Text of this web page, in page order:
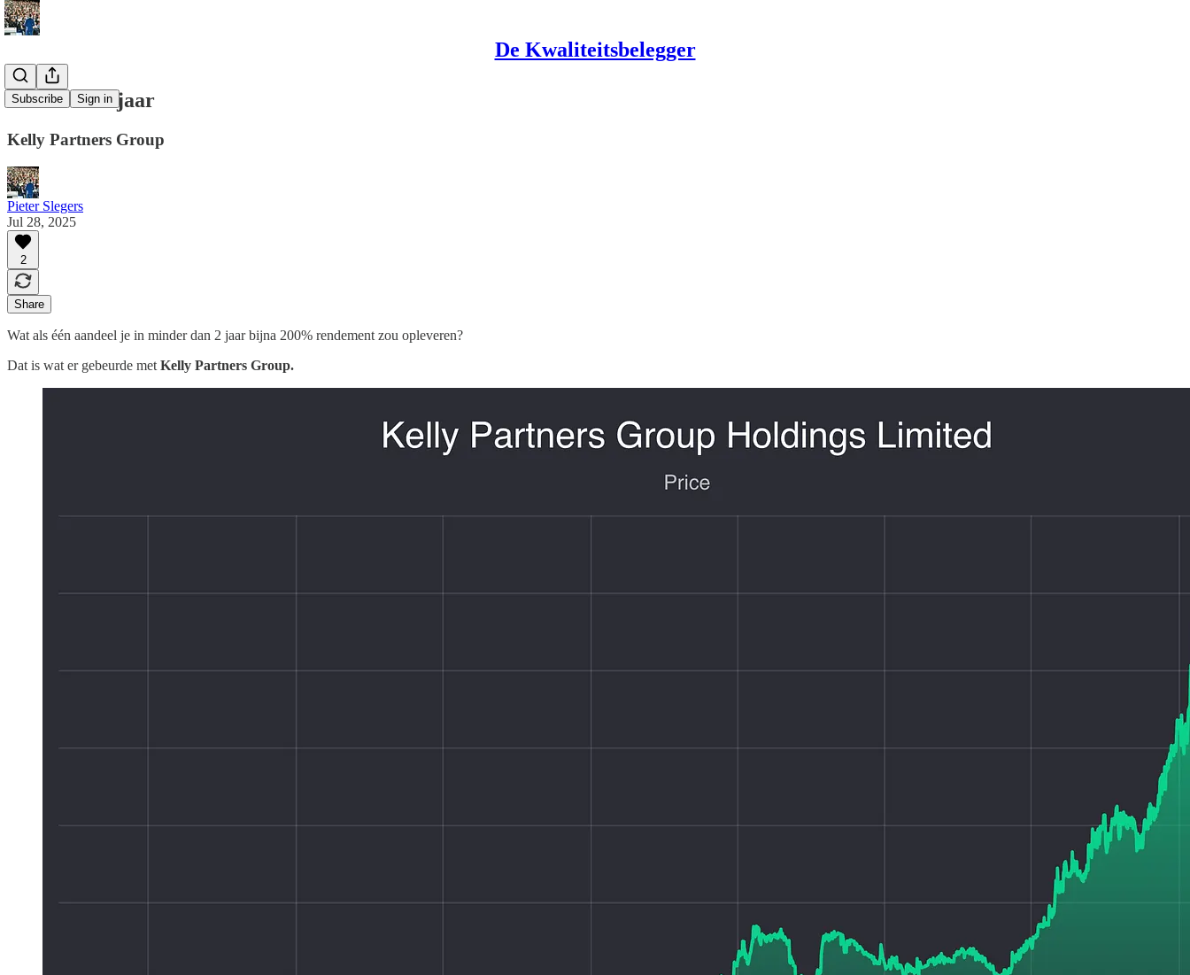
De Kwaliteitsbelegger
Subscribe Sign in
+200% in 2 jaar
Kelly Partners Group
Pieter Slegers
Jul 28, 2025
2
Share
Wat als één aandeel je in minder dan 2 jaar bijna 200% rendement zou opleveren?
Dat is wat er gebeurde met Kelly Partners Group.